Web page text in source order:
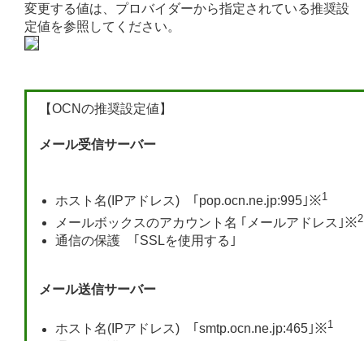
変更する値は、プロバイダーから指定されている推奨設
定値を参照してください。
【OCNの推奨設定値】
メール受信サーバー
ホスト名(IPアドレス) ｢pop.ocn.ne.jp:995｣※1
メールボックスのアカウント名 ｢メールアドレス｣※2
通信の保護 ｢SSLを使用する｣
メール送信サーバー
ホスト名(IPアドレス) ｢smtp.ocn.ne.jp:465｣※1